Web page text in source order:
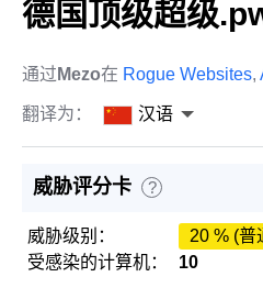
德国顶级超级
通过 Mezo在 Rogue Websites,
翻译为： 汉语
威胁评分卡 ?
威胁级别：
20 % (普
受感染的计算机：
10